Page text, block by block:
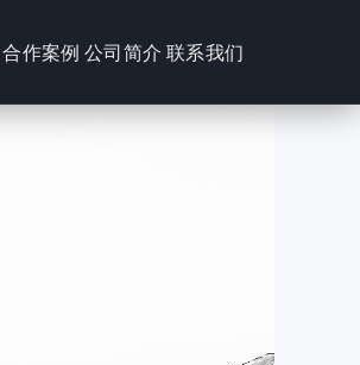
合作案例 公司简介 联系我们